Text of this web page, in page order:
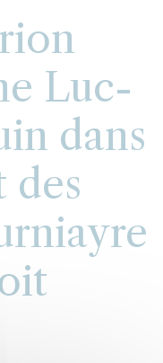
Luc-
dans
des